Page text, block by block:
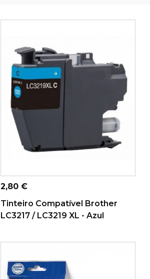
ADICIONAR AO CARRINHO
Preço
2,80 €
Tinteiro Compatível Brother
LC3217 / LC3219 XL - Azul